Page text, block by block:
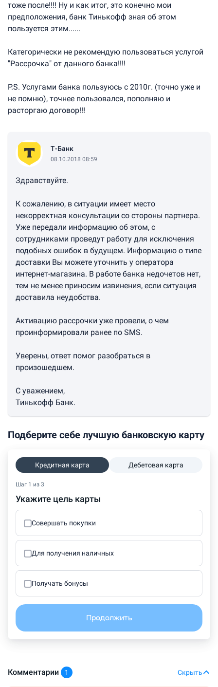
тоже после!!!! Ну и как итог, это конечно мои
предположения, банк Тинькофф зная об этом
пользуется этим......
Категорически не рекомендую пользоваться услугой
"Рассрочка" от данного банка!!!!
P.S. Услугами банка пользуюсь с 2010г. (точно уже и
не помню), точнее пользовался, пополняю и
расторгаю договор!!!
Т-Банк
08.10.2018 08:59
Здравствуйте.
К сожалению, в ситуации имеет место
некорректная консультации со стороны партнера.
Уже передали информацию об этом, с
сотрудниками проведут работу для исключения
подобных ошибок в будущем. Информацию о типе
доставки Вы можете уточнить у оператора
интернет-магазина. В работе банка недочетов нет,
тем не менее приносим извинения, если ситуация
доставила неудобства.
Активацию рассрочки уже провели, о чем
проинформировали ранее по SMS.
Уверены, ответ помог разобраться в
произошедшем.
С уважением,
Тинькофф Банк.
Подберите себе лучшую банковскую карту
Кредитная карта Дебетовая карта
Шаг 1 из 3
Укажите цель карты
Совершать покупки
Для получения наличных
Получать бонусы
Продолжить
Комментарии 1 Скрыть